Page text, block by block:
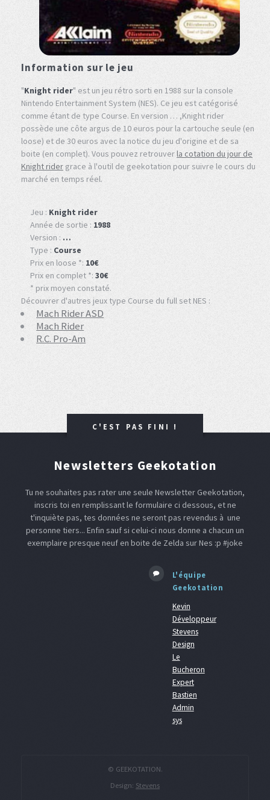
Information sur le jeu
"Knight rider" est un jeu rétro sorti en 1988 sur la console
Nintendo Entertainment System (NES). Ce jeu est catégorisé
comme étant de type Course. En version … ,Knight rider
possède une côte argus de 10 euros pour la cartouche seule (en
loose) et de 30 euros avec la notice du jeu d'origine et de sa
boite (en complet). Vous pouvez retrouverla cotation du jour de
Knight rider grace à l'outil de geekotation pour suivre le cours du
marché en temps réel.
Jeu : Knight rider
Année de sortie : 1988
Version : …
Type : Course
Prix en loose *: 10€
Prix en complet *: 30€
* prix moyen constaté.
Découvrer d'autres jeux type Course du full set NES :
Mach Rider ASD
Mach Rider
R.C. Pro-Am
C'EST PAS FINI !
Newsletters Geekotation
Tu ne souhaites pas rater une seule Newsletter Geekotation,
inscris toi en remplissant le formulaire ci dessous, et ne
t'inquiète pas, tes données ne seront pas revendus à une
personne tiers... Enfin sauf si celui-ci nous donne a chacun un
exemplaire presque neuf en boite de Zelda sur Nes :p #joke
L'équipe
Geekotation
Kevin
Développeur
Stevens
Design
Le
Bucheron
Expert
Bastien
Admin
sys
© GEEKOTATION.
Design: Stevens